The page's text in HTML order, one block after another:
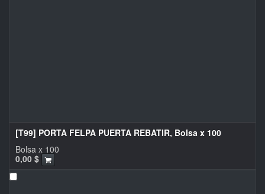
[T99] PORTA FELPA PUERTA REBATIR, Bolsa x 100
0,00 $
Bolsa x 100